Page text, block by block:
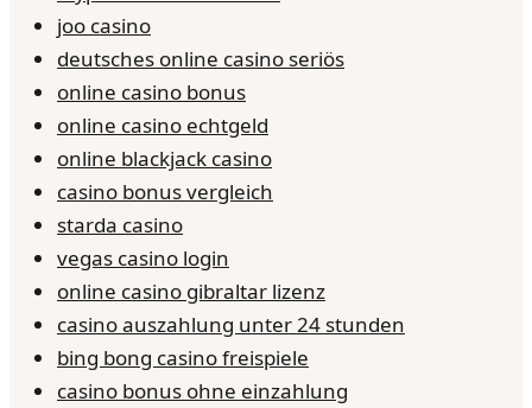
joo casino
deutsches online casino seriös
online casino bonus
online casino echtgeld
online blackjack casino
casino bonus vergleich
starda casino
vegas casino login
online casino gibraltar lizenz
casino auszahlung unter 24 stunden
bing bong casino freispiele
casino bonus ohne einzahlung